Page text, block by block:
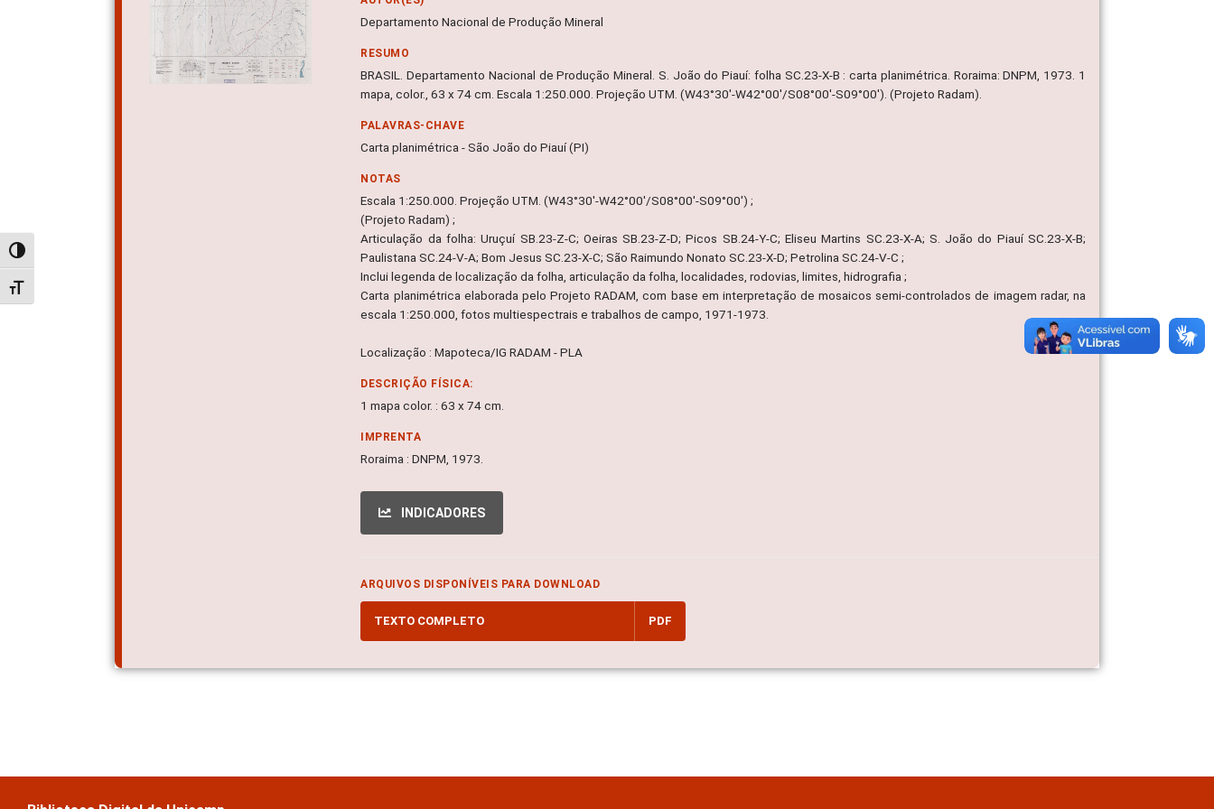
Alternar alto contraste
Alternar tamanho da fonte
Departamento Nacional de Produção Mineral
RESUMO
BRASIL. Departamento Nacional de Produção Mineral. S. João do Piauí: folha SC.23-X-B : carta planimétrica. Roraima: DNPM, 1973. 1
mapa, color., 63 x 74 cm. Escala 1:250.000. Projeção UTM. (W43°30'-W42°00'/S08°00'-S09°00'). (Projeto Radam).
PALAVRAS-CHAVE
Carta planimétrica - São João do Piauí (PI)
NOTAS
Escala 1:250.000. Projeção UTM. (W43°30'-W42°00'/S08°00'-S09°00') ;
(Projeto Radam) ;
Articulação da folha: Uruçuí SB.23-Z-C; Oeiras SB.23-Z-D; Picos SB.24-Y-C; Eliseu Martins SC.23-X-A; S. João do Piauí SC.23-X-B;
Paulistana SC.24-V-A; Bom Jesus SC.23-X-C; São Raimundo Nonato SC.23-X-D; Petrolina SC.24-V-C ;
Inclui legenda de localização da folha, articulação da folha, localidades, rodovias, limites, hidrografia ;
Carta planimétrica elaborada pelo Projeto RADAM, com base em interpretação de mosaicos semi-controlados de imagem radar, na
escala 1:250.000, fotos multiespectrais e trabalhos de campo, 1971-1973.
Localização : Mapoteca/IG RADAM - PLA
DESCRIÇÃO FÍSICA:
1 mapa color. : 63 x 74 cm.
IMPRENTA
Roraima : DNPM, 1973.
INDICADORES
ARQUIVOS DISPONÍVEIS PARA DOWNLOAD
TEXTO COMPLETO PDF